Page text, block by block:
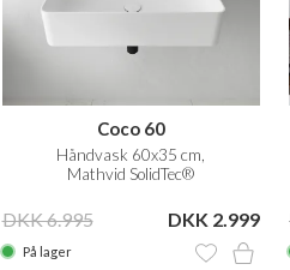
Coco 60
Håndvask 60x35 cm,
Mathvid SolidTec®
DKK 6.995 DKK 2.999
På lager